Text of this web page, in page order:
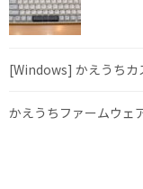
[Windows] かえうちカ
かえうちファームウェ